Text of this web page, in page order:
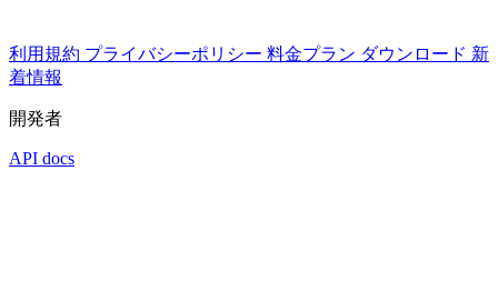
利用規約 プライバシーポリシー 料金プラン ダウンロード 新
着情報
開発者
API docs